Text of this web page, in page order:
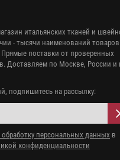
итальянских тканей и
- тысячи наименований товаров
поставки от проверенных
Доставляем по Москве, России и
подпишитесь на рассылку:
обработку персональных данных в
конфиденциальности